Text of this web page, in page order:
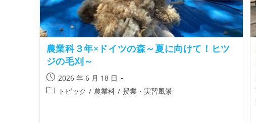
農業科３年×ドイツの森～夏に向けて！ヒツ
ジの毛刈～
2026 年 6 月 18 日
トピック / 農業科 / 授業・実習風景